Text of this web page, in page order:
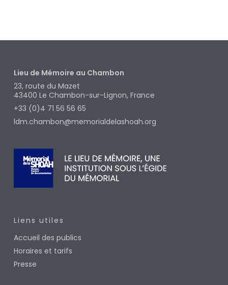
Lieu de Mémoire au Chambon
23, route du Mazet
43400 Le Chambon-sur-Lignon, France
+33 (0)4 71 56 56 65
ldm.chambon@memorialdelashoah.org
Liens utiles
Accueil des publics
Horaires et tarifs
Presse